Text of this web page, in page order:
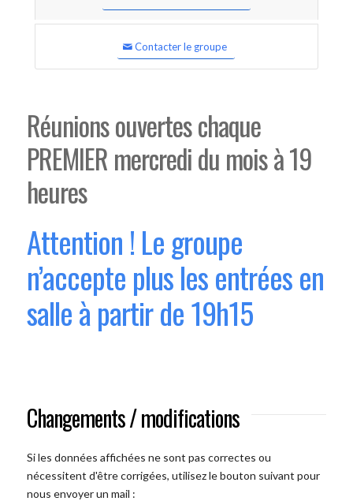
Contacter le groupe
Réunions ouvertes chaque
PREMIER mercredi du mois à 19
heures
Attention ! Le groupe
n’accepte plus les entrées en
salle à partir de 19h15
Changements / modifications
Si les données affichées ne sont pas correctes ou
nécessitent d'être corrigées, utilisez le bouton suivant pour
nous envoyer un mail :